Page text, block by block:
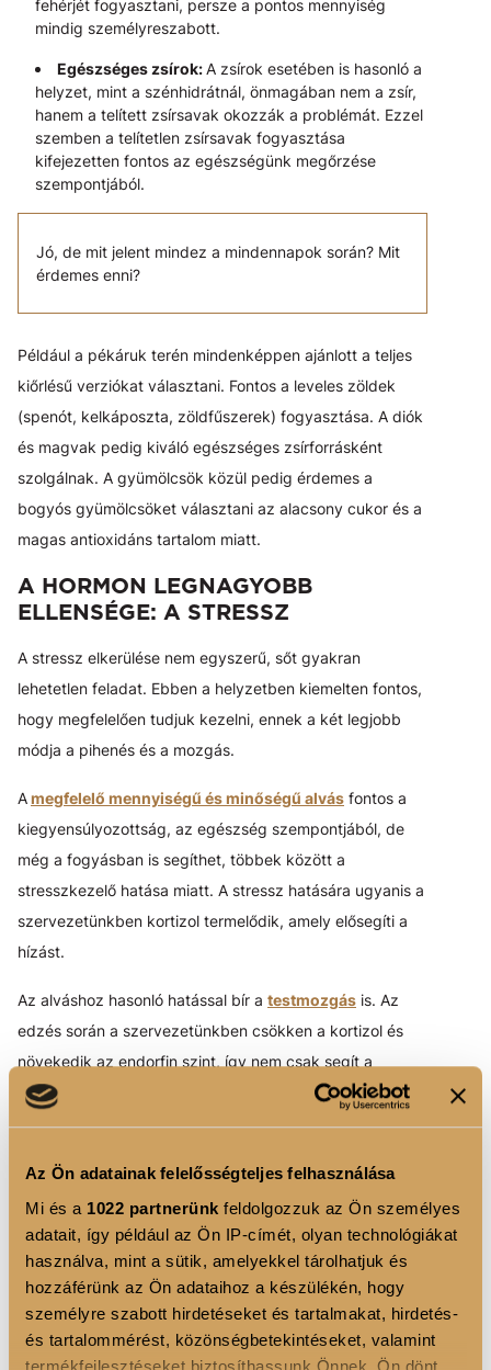
Az Ön adatainak felelősségteljes felhasználása
Mi és a 1022 partnerünk feldolgozzuk az Ön személyes
adatait, így például az Ön IP-címét, olyan technológiákat
használva, mint a sütik, amelyekkel tárolhatjuk és
hozzáférünk az Ön adataihoz a készülékén, hogy
személyre szabott hirdetéseket és tartalmakat, hirdetés-
és tartalommérést, közönségbetekintéseket, valamint
termékfejlesztéseket biztosíthassunk Önnek. Ön dönt
fehérjét fogyasztani, persze a pontos mennyiség
mindig személyreszabott.
Egészséges zsírok: A zsírok esetében is hasonló a
helyzet, mint a szénhidrátnál, önmagában nem a zsír,
hanem a telített zsírsavak okozzák a problémát. Ezzel
szemben a telítetlen zsírsavak fogyasztása
kifejezetten fontos az egészségünk megőrzése
szempontjából.
Jó, de mit jelent mindez a mindennapok során? Mit
érdemes enni?
Például a pékáruk terén mindenképpen ajánlott a teljes
kiőrlésű verziókat választani. Fontos a leveles zöldek
(spenót, kelkáposzta, zöldfűszerek) fogyasztása. A diók
és magvak pedig kiváló egészséges zsírforrásként
szolgálnak. A gyümölcsök közül pedig érdemes a
bogyós gyümölcsöket választani az alacsony cukor és a
magas antioxidáns tartalom miatt.
A HORMON LEGNAGYOBB
ELLENSÉGE: A STRESSZ
A stressz elkerülése nem egyszerű, sőt gyakran
lehetetlen feladat. Ebben a helyzetben kiemelten fontos,
hogy megfelelően tudjuk kezelni, ennek a két legjobb
módja a pihenés és a mozgás.
Amegfelelő mennyiségű és minőségű alvás fontos a
kiegyensúlyozottság, az egészség szempontjából, de
még a fogyásban is segíthet, többek között a
stresszkezelő hatása miatt. A stressz hatására ugyanis a
szervezetünkben kortizol termelődik, amely elősegíti a
hízást.
Az alváshoz hasonló hatással bír a testmozgás is. Az
edzés során a szervezetünkben csökken a kortizol és
növekedik az endorfin szint, így nem csak segít a
stressz levezetésében, de még boldogság hormonokat
is termel, így az edzés után vidámabbak,
bedobhatunk egy fehérjeturmixot, amellyel a napi
fehérjebevitelünket is támogatjuk ráadásul kifejezetten
ízletes.
FELADAT, SZOKÁS, RUTIN
A diéta időszakosan lehet, hogy segít a hormonháztartás